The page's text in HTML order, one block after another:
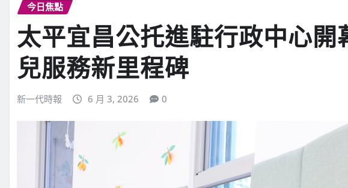
今日焦點
太平宜昌公托進駐行政中心
兒服務新里程碑
新一代時報 6 月 3, 2026 0